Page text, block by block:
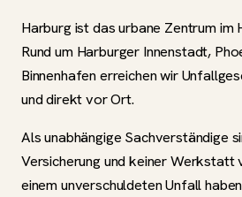
Harburg ist das urbane Zentrum im
Rund um Harburger Innenstadt,
Binnenhafen erreichen wir
und direkt vor Ort.
Als unabhängige Sachverständige
Versicherung und keiner Werkstatt
einem unverschuldeten Unfall